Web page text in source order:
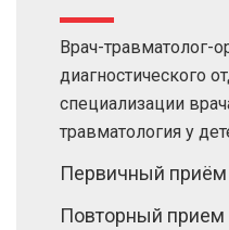
Врач-травматолог-
диагностического
специализации
травматология у
Первичный приём
Повторный прием